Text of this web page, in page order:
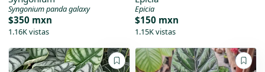
Syngonium panda galaxy
$350 mxn
1.16K vistas
Epicia
$150 mxn
1.15K vistas